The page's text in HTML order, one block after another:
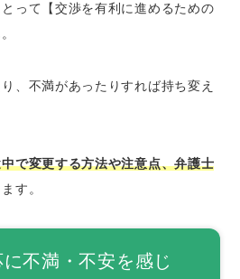
更する際の注意点2つ
の内容は変更できない
護士をテストしてみる
分を受けていないか
って【交渉を有利に進めるための
、不満があったりすれば持ち変え
で変更する方法や注意点、弁護士
す。
不満・不安を感じ